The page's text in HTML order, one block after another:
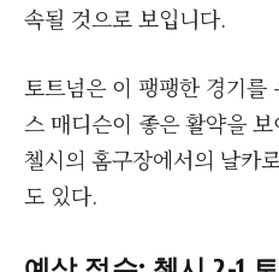
속될 것으로 보입니다.
토트넘은 이 팽팽한 경기를
스 매디슨이 좋은 활약을
첼시의 홈구장에서의 날카
도 있다.